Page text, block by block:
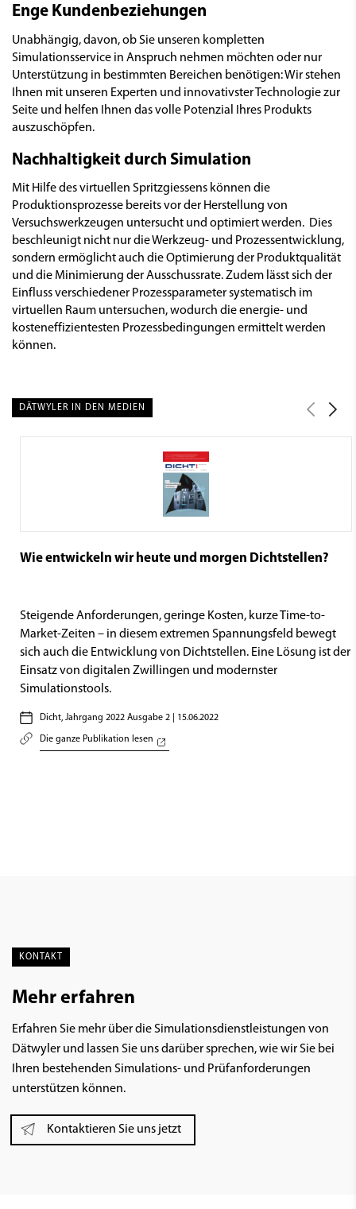
Enge Kundenbeziehungen
Unabhängig, davon, ob Sie unseren kompletten
Simulationsservice in Anspruch nehmen möchten oder nur
Unterstützung in bestimmten Bereichen benötigen: Wir stehen
Ihnen mit unseren Experten und innovativster Technologie zur
Seite und helfen Ihnen das volle Potenzial Ihres Produkts
auszuschöpfen.
Nachhaltigkeit durch Simulation
Mit Hilfe des virtuellen Spritzgiessens können die
Produktionsprozesse bereits vor der Herstellung von
Versuchswerkzeugen untersucht und optimiert werden. Dies
beschleunigt nicht nur die Werkzeug- und Prozessentwicklung,
sondern ermöglicht auch die Optimierung der Produktqualität
und die Minimierung der Ausschussrate. Zudem lässt sich der
Einfluss verschiedener Prozessparameter systematisch im
virtuellen Raum untersuchen, wodurch die energie- und
kosteneffizientesten Prozessbedingungen ermittelt werden
können.
DÄTWYLER IN DEN MEDIEN
Wie entwickeln wir heute und morgen Dichtstellen?
Steigende Anforderungen, geringe Kosten, kurze Time-to-
Market-Zeiten – in diesem extremen Spannungsfeld bewegt
sich auch die Entwicklung von Dichtstellen. Eine Lösung ist der
Einsatz von digitalen Zwillingen und modernster
Simulationstools.
Dicht, Jahrgang 2022 Ausgabe 2 | 15.06.2022
Die ganze Publikation lesen
KONTAKT
Mehr erfahren
Erfahren Sie mehr über die Simulationsdienstleistungen von
Dätwyler und lassen Sie uns darüber sprechen, wie wir Sie bei
Ihren bestehenden Simulations- und Prüfanforderungen
unterstützen können.
Kontaktieren Sie uns jetzt